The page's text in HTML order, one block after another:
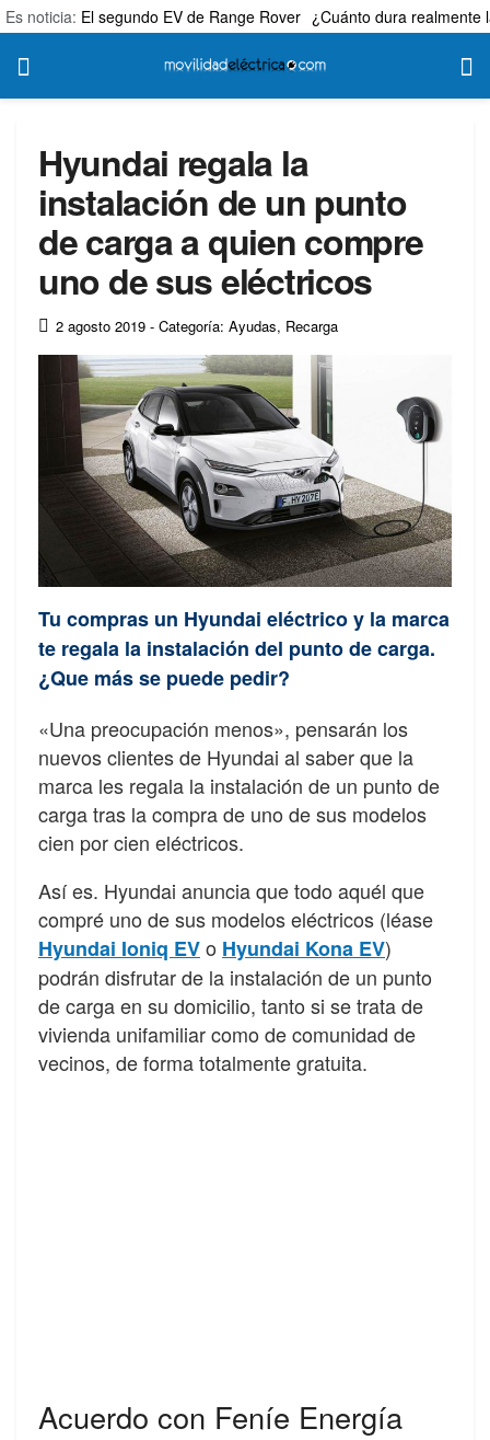
Es noticia: El segundo EV de Range Rover ¿Cuánto dura realmente
Hyundai regala la
instalación de un punto
de carga a quien compre
uno de sus eléctricos
2 agosto 2019 - Categoría: Ayudas, Recarga
Tu compras un Hyundai eléctrico y la marca
te regala la instalación del punto de carga.
¿Que más se puede pedir?
«Una preocupación menos», pensarán los
nuevos clientes de Hyundai al saber que la
marca les regala la instalación de un punto de
carga tras la compra de uno de sus modelos
cien por cien eléctricos.
Así es. Hyundai anuncia que todo aquél que
compré uno de sus modelos eléctricos (léase
Hyundai Ioniq EVo Hyundai Kona EV)
podrán disfrutar de la instalación de un punto
de carga en su domicilio, tanto si se trata de
vivienda unifamiliar como de comunidad de
vecinos, de forma totalmente gratuita.
Acuerdo con Feníe Energía